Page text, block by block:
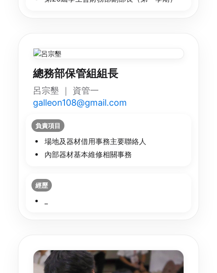
總務部保管組組長
呂宗墾 ｜ 資管一
galleon108@gmail.com
負責項目
場地及器材借用事務主要聯絡人
內部器材基本維修相關事務
經歷